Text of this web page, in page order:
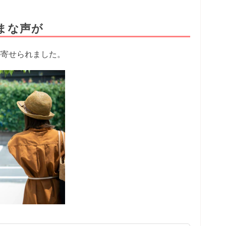
な声が
せられました。